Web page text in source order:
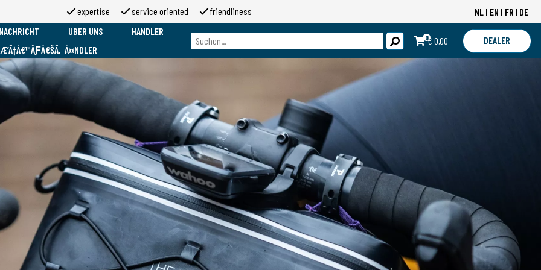
expertise service oriented friendliness NL EN FR DE
Marken
NACHRICHT UBER UNS
Uber uns
Uber 2moso
Working at 2moso
Sponsorship
HANDLER
0€ 0,00
DEALER
LOGIN